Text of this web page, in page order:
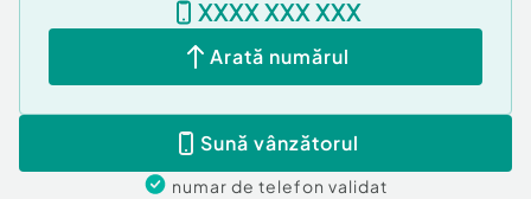
XXXX XXX XXX
Arată numărul
Sună vânzătorul
numar de telefon validat